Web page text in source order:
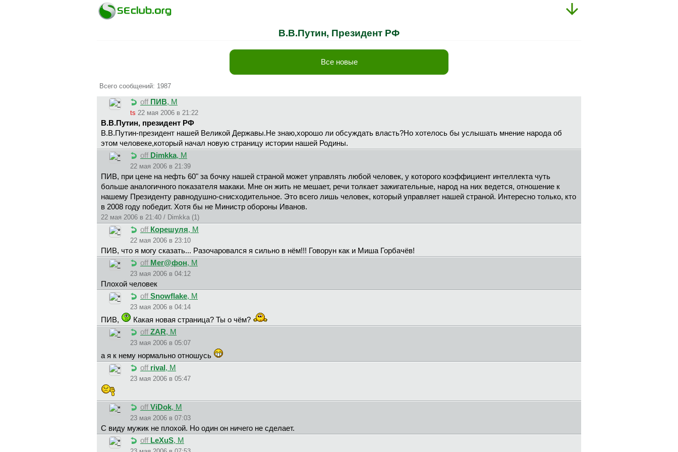
В.В.Путин, Президент РФ
Все новые
Всего сообщений: 1987
off ПИB, М
ts 22 мая 2006 в 21:22
В.В.Путин, президент РФ
В.В.Путин-президент нашей Великой Державы.Не знаю,хорошо ли обсуждать власть?Но хотелось бы услышать мнение народа об
этом человеке,который начал новую страницу истории нашей Родины.
off Dimkka, М
22 мая 2006 в 21:39
ПИB, при цене на нефть 60" за бочку нашей страной может управлять любой человек, у которого коэффициент интеллекта чуть
больше аналогичного показателя макаки. Мне он жить не мешает, речи толкает зажигательные, народ на них ведется, отношение к
нашему Президенту равнодушно-снисходительное. Это всего лишь человек, который управляет нашей страной. Интересно только, кто
в 2008 году победит. Хотя бы не Министр обороны Иванов.
22 мая 2006 в 21:40 / Dimkka (1)
off Корешуля, М
22 мая 2006 в 23:10
ПИB, что я могу сказать... Разочаровался я сильно в нём!!! Говорун как и Миша Горбачёв!
off Meг@фoн, М
23 мая 2006 в 04:12
Плохой человек
off Snowflake, М
23 мая 2006 в 04:14
ПИB,
Какая новая страница? Ты о чём?
off ZAR, М
23 мая 2006 в 05:07
а я к нему нормально отношусь
off rival , М
23 мая 2006 в 05:47
off ViDok, М
23 мая 2006 в 07:03
С виду мужик не плохой. Но один он ничего не сделает.
off LeXuS, М